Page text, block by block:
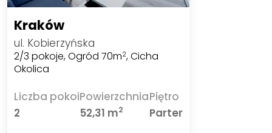
Kraków
ul. Kobierzyńska
2/3 pokoje, Ogród 70m2, Cicha
Okolica
Liczba pokoi
2
Powierzchnia
52,31 m2
Piętro
Parter